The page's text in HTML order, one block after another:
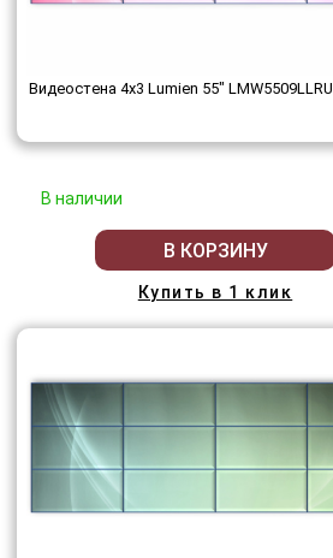
Видеостена 4x3 Lumien 55" LMW5509LLRU
В наличии
В КОРЗИНУ
Купить в 1 клик